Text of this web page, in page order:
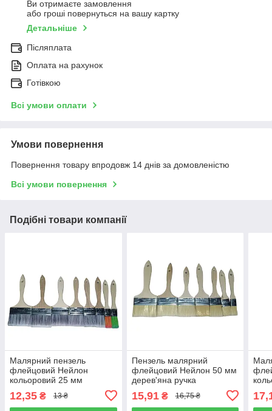
Ви отримаєте замовлення
або гроші повернуться на вашу картку
Детальніше
Післяплата
Оплата на рахунок
Готівкою
Всі умови оплати
Умови повернення
Повернення товару впродовж 14 днів за домовленістю
Всі умови повернення
Подібні товари компанії
Малярний пензель
флейцовий Нейлон
кольоровий 25 мм
12,35 ₴ 13 ₴
Пензель малярний
флейцовий Нейлон 50 мм
дерев'яна ручка
15,91₴ 16,75 ₴